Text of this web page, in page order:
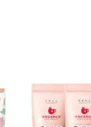
，需透過AFTEE先享
易相關給付款項請求債